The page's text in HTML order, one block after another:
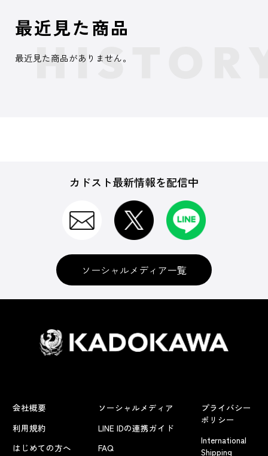
最近見た商品
最近見た商品がありません。
カドスト最新情報を配信中
ソーシャルメディア一覧
会社概要
利用規約
はじめての方へ
ソーシャルメディア
LINE IDの連携ガイド
FAQ
プライバシー
ポリシー
International
Shipping